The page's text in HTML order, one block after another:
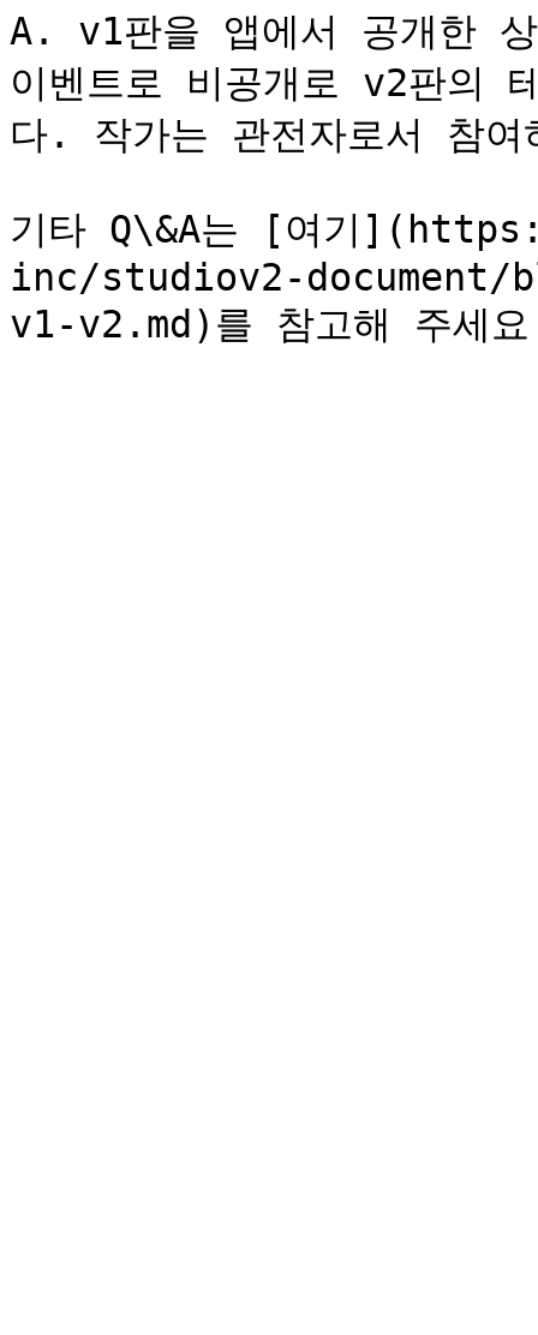
A. v1판을 앱에서 공개한
이벤트로 비공개로 v2판의
다. 작가는 관전자로서 참
기타 Q\&A는 [여기
inc/studiov2-document/